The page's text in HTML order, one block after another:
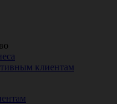
клиентам